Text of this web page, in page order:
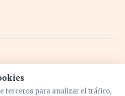
terceros para analizar el tráfico,